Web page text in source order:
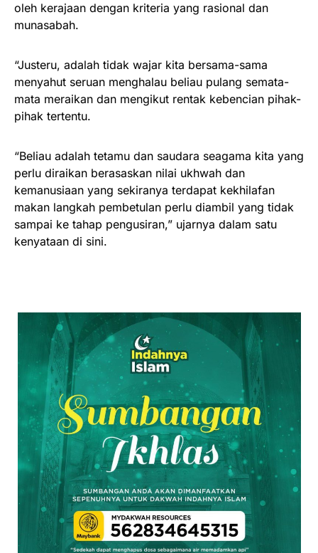
oleh kerajaan dengan kriteria yang rasional dan
munasabah.
“Justeru, adalah tidak wajar kita bersama-sama
menyahut seruan menghalau beliau pulang semata-
mata meraikan dan mengikut rentak kebencian pihak-
pihak tertentu.
“Beliau adalah tetamu dan saudara seagama kita yang
perlu diraikan berasaskan nilai ukhwah dan
kemanusiaan yang sekiranya terdapat kekhilafan
makan langkah pembetulan perlu diambil yang tidak
sampai ke tahap pengusiran,” ujarnya dalam satu
kenyataan di sini.